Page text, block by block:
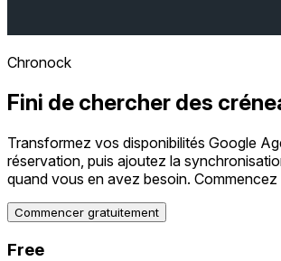
Chronock
Fini de chercher des
Transformez vos disponibilités Google
réservation, puis ajoutez la
quand vous en avez besoin. Commencez
Commencer gratuitement
Free